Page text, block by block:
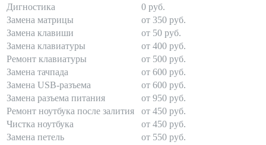
Дигностика
0 руб.
Замена матрицы
от 350 руб.
Замена клавиши
от 50 руб.
Замена клавиатуры
от 400 руб.
Ремонт клавиатуры
от 500 руб.
Замена тачпада
от 600 руб.
Замена USB-разъема
от 600 руб.
Замена разъема питания
от 950 руб.
Ремонт ноутбука после залития
от 450 руб.
Чистка ноутбука
от 450 руб.
Замена петель
от 550 руб.